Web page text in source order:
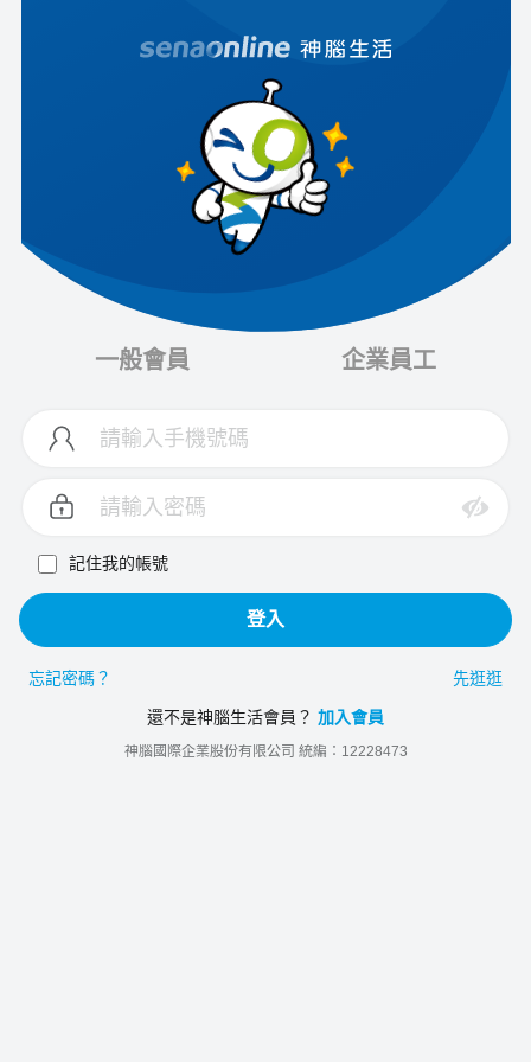
一般會員 企業員工
記住我的帳號
登入
忘記密碼？ 先逛逛
還不是神腦生活會員？ 加入會員
神腦國際企業股份有限公司 統編：12228473